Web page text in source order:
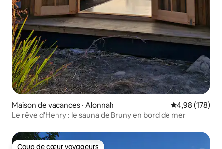
Maison de vacances · Alonnah Note
4,98 (178)
Le rêve d'Henry : le sauna de Bruny en bord de mer
Coup de cœur voyageurs